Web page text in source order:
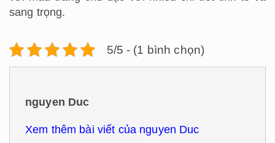
sang trọng.
5/5 - (1 bình chọn)
nguyen Duc
Xem thêm bài viết của nguyen Duc